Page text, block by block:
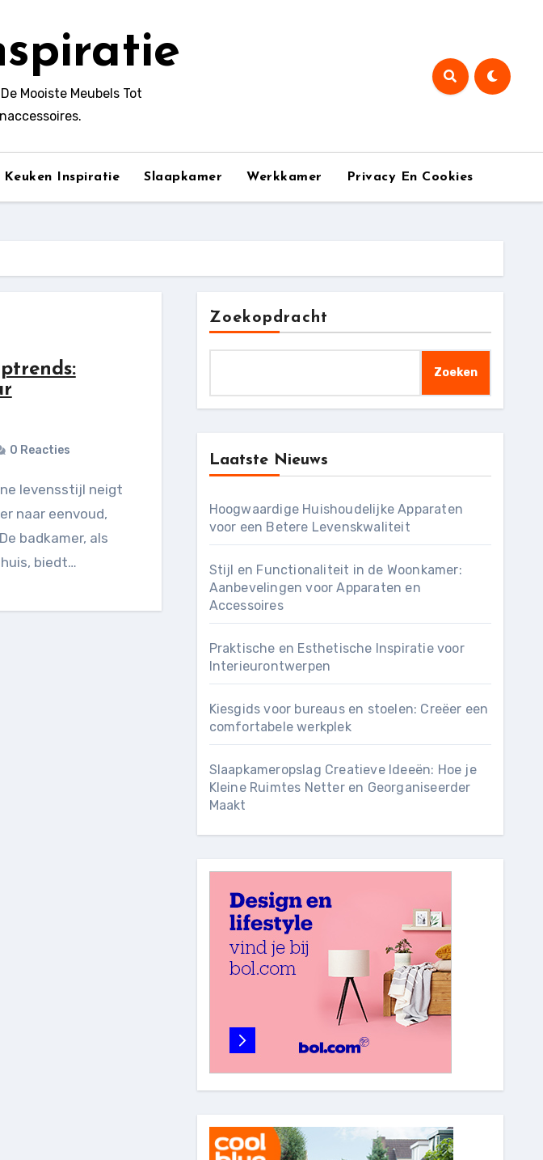
Mooiste Meubels Tot
Keuken Inspiratie Slaapkamer Werkkamer Privacy En Cookies
0 Reacties
naar eenvoud,
badkamer, als
biedt…
Zoekopdracht
Zoeken
Laatste Nieuws
Hoogwaardige Huishoudelijke Apparaten
voor een Betere Levenskwaliteit
Stijl en Functionaliteit in de Woonkamer:
Aanbevelingen voor Apparaten en
Accessoires
Praktische en Esthetische Inspiratie voor
Interieurontwerpen
Kiesgids voor bureaus en stoelen: Creëer een
comfortabele werkplek
Slaapkameropslag Creatieve Ideeën: Hoe je
Kleine Ruimtes Netter en Georganiseerder
Maakt